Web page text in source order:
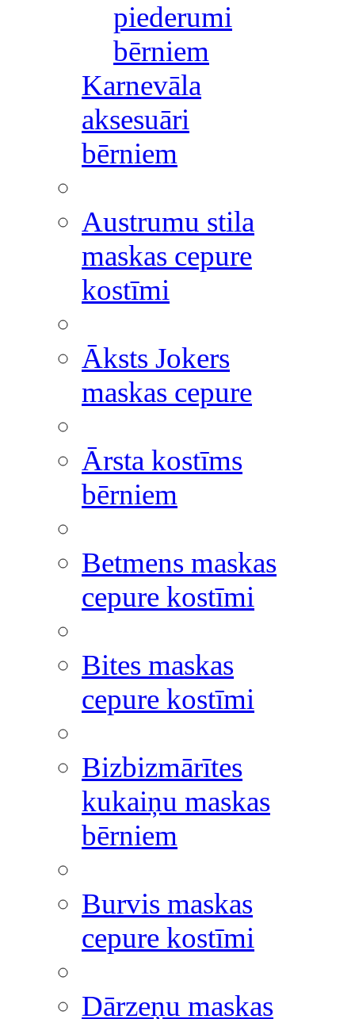
piederumi
bērniem
Karnevāla
aksesuāri
bērniem
Austrumu stila
maskas cepure
kostīmi
Āksts Jokers
maskas cepure
Ārsta kostīms
bērniem
Betmens maskas
cepure kostīmi
Bites maskas
cepure kostīmi
Bizbizmārītes
kukaiņu maskas
bērniem
Burvis maskas
cepure kostīmi
Dārzeņu maskas